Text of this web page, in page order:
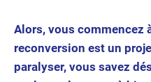
Alors, vous commencez
reconversion est un
paralyser, vous savez